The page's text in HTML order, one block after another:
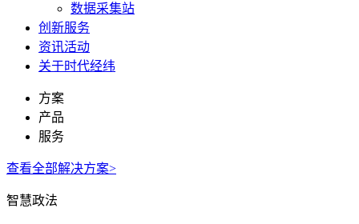
数据采集站
创新服务
资讯活动
关于时代经纬
方案
产品
服务
查看全部解决方案>
智慧政法